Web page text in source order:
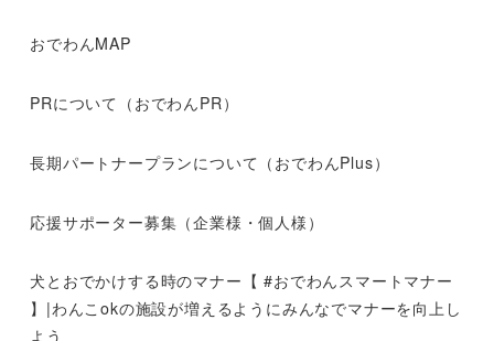
おでわんMAP
PRについて（おでわんPR）
長期パートナープランについて（おでわんPlus）
応援サポーター募集（企業様・個人様）
犬とおでかけする時のマナー【 #おでわんスマートマナー
】|わんこokの施設が増えるようにみんなでマナーを向上し
よう